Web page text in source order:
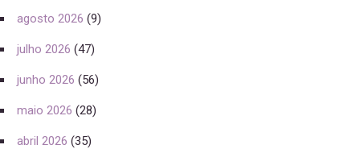
agosto 2026 (9)
julho 2026 (47)
junho 2026 (56)
maio 2026 (28)
abril 2026 (35)